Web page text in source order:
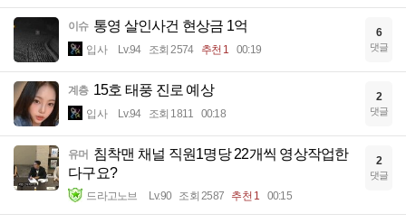
이슈 통영 살인사건 현상금 1억
입사 Lv.94 조회 2574 추천 1 00:19
6
댓글
계층 15호 태풍 진로 예상
입사 Lv.94 조회 1811 00:18
2
댓글
유머 침착맨 채널 직원1명당 22개씩 영상작업한
다구요?
드라고노브 Lv.90 조회 2587 추천 1 00:15
2
댓글